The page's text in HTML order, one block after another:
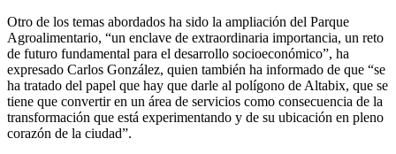
Otro de los temas abordados ha sido la ampliación del Parque
Agroalimentario, “un enclave de extraordinaria importancia, un reto
de futuro fundamental para el desarrollo socioeconómico”, ha
expresado Carlos González, quien también ha informado de que “se
ha tratado del papel que hay que darle al polígono de Altabix, que se
tiene que convertir en un área de servicios como consecuencia de la
transformación que está experimentando y de su ubicación en pleno
corazón de la ciudad”.